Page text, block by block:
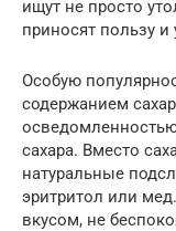
ищут не просто
приносят пользу и
Особую
содержанием
сахара. Вместо
натуральные
эритритол или
вкусом, не